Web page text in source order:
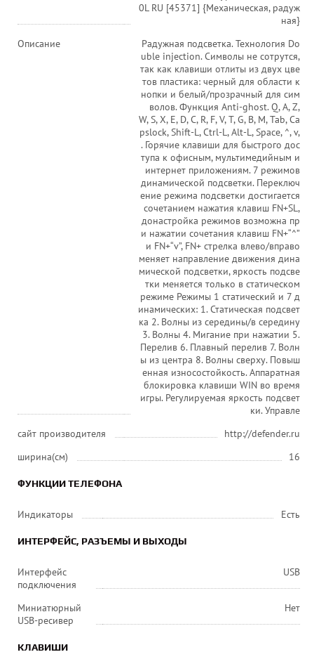
0L RU [45371] {Механическая, радуж
ная}
Описание
Радужная подсветка. Технология Do
uble injection. Символы не сотрутся,
так как клавиши отлиты из двух цве
тов пластика: черный для области к
нопки и белый/прозрачный для сим
волов. Функция Anti-ghost. Q, A, Z,
W, S, X, E, D, C, R, F, V, T, G, B, M, Tab, Ca
pslock, Shift-L, Ctrl-L, Alt-L, Space, ^, v,
. Горячие клавиши для быстрого дос
тупа к офисным, мультимедийным и
интернет приложениям. 7 режимов
динамической подсветки. Переключ
ение режима подсветки достигается
сочетанием нажатия клавиш FN+SL,
донастройка режимов возможна пр
и нажатии сочетания клавиш FN+“^”
и FN+“v”, FN+ стрелка влево/вправо
меняет направление движения дина
мической подсветки, яркость подсве
тки меняется только в статическом
режиме Режимы 1 статический и 7 д
инамических: 1. Статическая подсвет
ка 2. Волны из середины/в середину
3. Волны 4. Мигание при нажатии 5.
Перелив 6. Плавный перелив 7. Волн
ы из центра 8. Волны сверху. Повыш
енная износостойкость. Аппаратная
блокировка клавиши WIN во время
игры. Регулируемая яркость подсвет
ки. Управле
сайт производителя
http://defender.ru
ширина(см)
16
ФУНКЦИИ ТЕЛЕФОНА
Индикаторы Есть
ИНТЕРФЕЙС, РАЗЪЕМЫ И ВЫХОДЫ
Интерфейс
подключения
USB
Миниатюрный
USB-ресивер
Нет
КЛАВИШИ